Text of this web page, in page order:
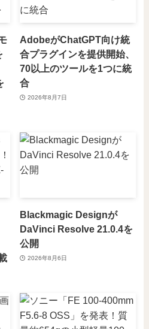
AdobeがChatGPT向け統
合プラグインを提供開始、
70以上のツールを1つに統
合
2026年8月7日
Blackmagic Designが
DaVinci Resolve 21.0.4を
公開
2026年8月6日